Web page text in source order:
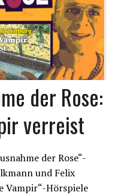
der Rose:
verreist
der Rose“-
und Felix
Vampir“-Hörspiele